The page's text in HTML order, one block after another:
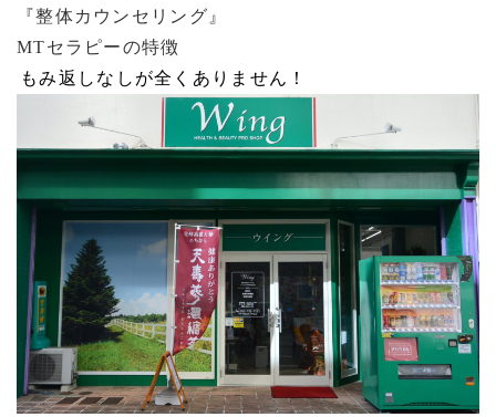
『整体カウンセリング』
MTセラピーの特徴
もみ返しなしが全くありません！